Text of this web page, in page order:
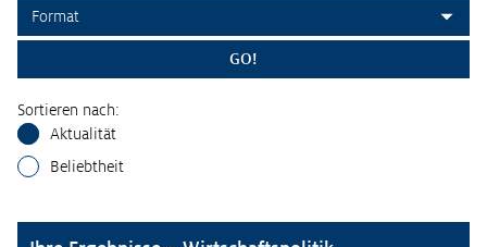
Sortieren nach:
Aktualität
Beliebtheit